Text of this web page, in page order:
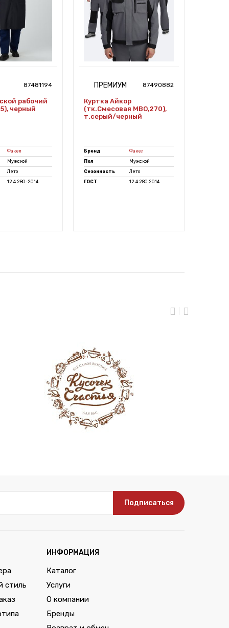
87481194
рабочий
черный
Факел
Мужской
Лето
12.4.280-2014
ПРЕМИУМ 87490882
Куртка Айкор
(тк.Смесовая МВО,270),
т.серый/черный
Бренд
Факел
Пол
Мужской
Сезонность
Лето
ГОСТ
12.4.280.2014
Подписаться
стиль
ИНФОРМАЦИЯ
Каталог
Услуги
О компании
Бренды